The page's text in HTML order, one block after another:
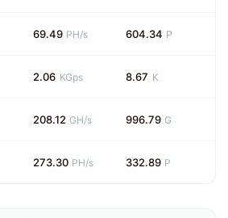
69.49 PH/s 604.34 P
2.06 KGps 8.67 K
208.12 GH/s 996.79 G
273.30 PH/s 332.89 P